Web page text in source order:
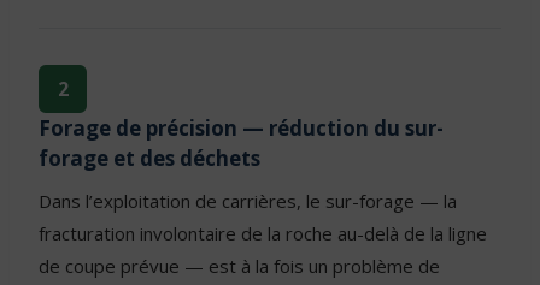
2
Forage de précision — réduction du sur-
forage et des déchets
Dans l’exploitation de carrières, le sur-forage — la
fracturation involontaire de la roche au-delà de la ligne
de coupe prévue — est à la fois un problème de